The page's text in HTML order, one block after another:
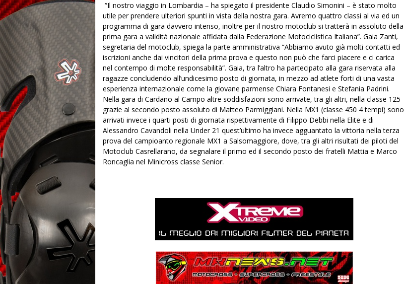
“Il nostro viaggio in Lombardia – ha spiegato il presidente Claudio Simonini – è stato molto
utile per prendere ulteriori spunti in vista della nostra gara. Avremo quattro classi al via ed un
programma di gara davvero intenso, inoltre per il nostro motoclub si tratterà in assoluto della
prima gara a validità nazionale affidata dalla Federazione Motociclistica Italiana”. Gaia Zanti,
segretaria del motoclub, spiega la parte amministrativa “Abbiamo avuto già molti contatti ed
iscrizioni anche dai vincitori della prima prova e questo non può che farci piacere e ci carica
nel contempo di molte responsabilità”. Gaia, tra l’altro ha partecipato alla gara riservata alla
ragazze concludendo all’undicesimo posto di giornata, in mezzo ad atlete forti di una vasta
esperienza internazionale come la giovane parmense Chiara Fontanesi e Stefania Padrini.
Nella gara di Cardano al Campo altre soddisfazioni sono arrivate, tra gli altri, nella classe 125
grazie al secondo posto assoluto di Matteo Parmiggiani. Nella MX1 (classe 450 4 tempi) sono
arrivati invece i quarti posti di giornata rispettivamente di Filippo Debbi nella Elite e di
Alessandro Cavandoli nella Under 21 quest’ultimo ha invece agguantato la vittoria nella terza
prova del campioanto regionale MX1 a Salsomaggiore, dove, tra gli altri risultati dei piloti del
Motoclub Casrellarano, da segnalare il primo ed il secondo posto dei fratelli Mattia e Marco
Roncaglia nel Minicross classe Senior.